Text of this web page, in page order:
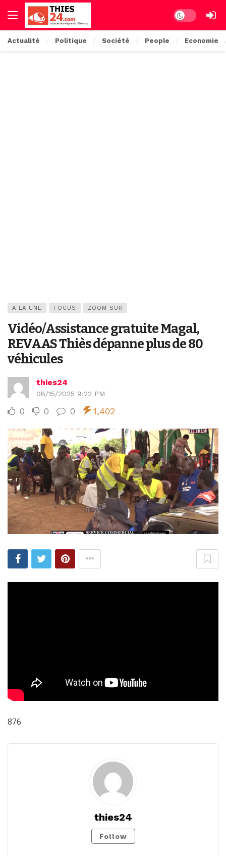
Dark mode
Actualité Politique Société People Economie
A LA UNE FOCUS ZOOM SUR
Vidéo/Assistance gratuite Magal,
REVAAS Thiès dépanne plus de 80
véhicules
thies24
08/15/2025 9:22 PM
0 0 0 1,402
876
thies24
Follow